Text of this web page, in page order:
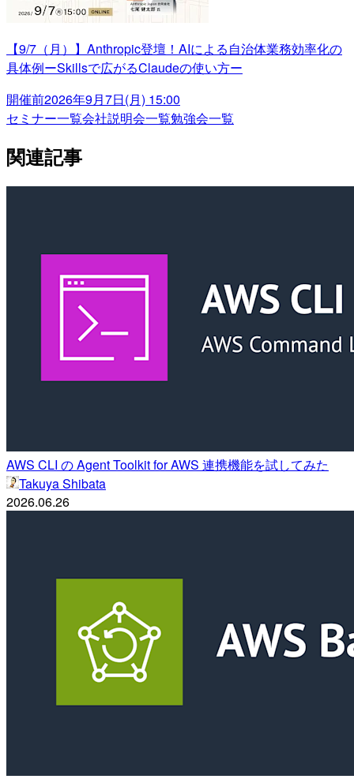
【9/7（月）】Anthropic登壇！AIによる自治体業務効率化の
具体例ーSkillsで広がるClaudeの使い方ー
開催前2026年9月7日(月) 15:00
セミナー一覧会社説明会一覧勉強会一覧
関連記事
AWS CLI の Agent Toolkit for AWS 連携機能を試してみた
Takuya Shibata
2026.06.26